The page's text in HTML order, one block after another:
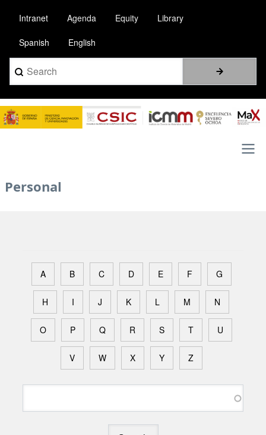
contenido
principal
Intranet Agenda Equity Library
Spanish English
Search
Image
Personal
A B C D E F G
H I J K L M N
O P Q R S T U
V W X Y Z